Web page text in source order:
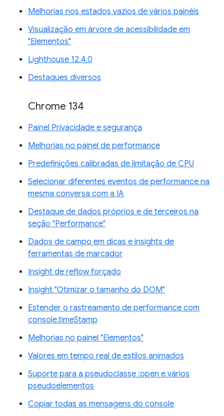
Melhorias nos estados vazios de vários painéis
Visualização em árvore de acessibilidade em
"Elementos"
Lighthouse 12.4.0
Destaques diversos
Chrome 134
Painel Privacidade e segurança
Melhorias no painel de performance
Predefinições calibradas de limitação de CPU
Selecionar diferentes eventos de performance na
mesma conversa com a IA
Destaque de dados próprios e de terceiros na
seção "Performance"
Dados de campo em dicas e insights de
ferramentas de marcador
Insight de reflow forçado
Insight "Otimizar o tamanho do DOM"
Estender o rastreamento de performance com
console.timeStamp
Melhorias no painel "Elementos"
Valores em tempo real de estilos animados
Suporte para a pseudoclasse :open e vários
pseudoelementos
Copiar todas as mensagens do console